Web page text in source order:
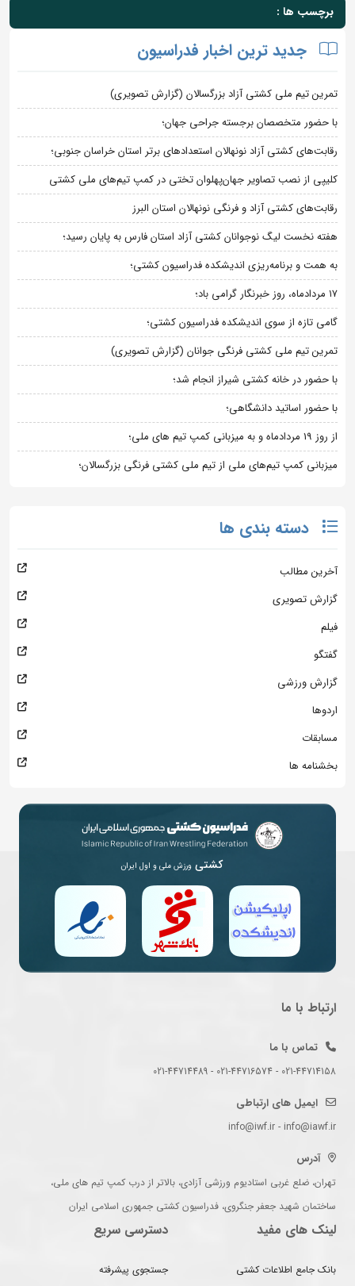
برچسب ها :
جدید ترین اخبار فدراسیون
تمرین تیم ملی کشتی آزاد بزرگسالان (گزارش تصویری)
با حضور متخصصان برجسته جراحی جهان؛
رقابت‌های کشتی آزاد نونهالان استعدادهای برتر استان خراسان جنوبی؛
کلیپی از نصب تصاویر جهان‌پهلوان تختی در کمپ تیم‌های ملی کشتی
رقابت‌های کشتی آزاد و فرنگی نونهالان استان البرز
هفته نخست لیگ نوجوانان کشتی آزاد استان فارس به پایان رسید؛
به همت و برنامه‌ریزی اندیشکده فدراسیون کشتی؛
۱۷ مردادماه، روز خبرنگار گرامی باد؛
گامی تازه از سوی اندیشکده فدراسیون کشتی؛
تمرین تیم ملی کشتی فرنگی جوانان (گزارش تصویری)
با حضور در خانه کشتی شیراز انجام شد؛
با حضور اساتید دانشگاهی؛
از روز 19 مردادماه و به میزبانی کمپ تیم های ملی؛
میزبانی کمپ تیم‌های ملی از تیم ملی کشتی فرنگی بزرگسالان؛
دسته بندی ها
آخرین مطالب
گزارش تصویری
فیلم
گفتگو
گزارش ورزشی
اردوها
مسابقات
بخشنامه ها
کشتی ورزش ملی و اول ایران
ارتباط با ما
تماس با ما
021-44714158 - 021-44716574 - 021-44714489
ایمیل های ارتباطی
info@iwf.ir - info@iawf.ir
آدرس
تهران، ضلع غربی استادیوم ورزشی آزادی، بالاتر از درب کمپ تیم های ملی،
ساختمان شهید جعفر جنگروی، فدراسیون کشتی جمهوری اسلامی ایران
لینک های مفید
بانک جامع اطلاعات کشتی
دسترسی سریع
جستجوی پیشرفته